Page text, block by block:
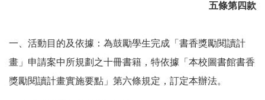
五條第四款
一、活動目的及依據：為鼓勵學生完成「書香獎勵閱讀計
畫」申請案中所規劃之十冊書籍，特依據「本校圖書館書香
獎勵閱讀計畫實施要點」第六條規定，訂定本辦法。